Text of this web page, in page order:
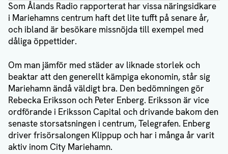
Som Ålands Radio rapporterat har vissa näringsidkare
i Mariehamns centrum haft det lite tufft på senare år,
och ibland är besökare missnöjda till exempel med
dåliga öppettider.
Om man jämför med städer av liknade storlek och
beaktar att den generellt kämpiga ekonomin, står sig
Mariehamn ändå väldigt bra. Den bedömningen gör
Rebecka Eriksson och Peter Enberg. Eriksson är vice
ordförande i Eriksson Capital och drivande bakom den
senaste storsatsningen i centrum, Telegrafen. Enberg
driver frisörsalongen Klippup och har i många år varit
aktiv inom City Mariehamn.